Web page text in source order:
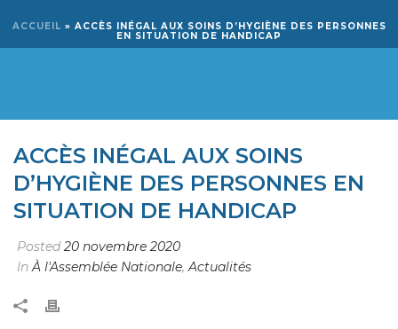
ACCUEIL » ACCÈS INÉGAL AUX SOINS D’HYGIÈNE DES PERSONNES
EN SITUATION DE HANDICAP
ACCÈS INÉGAL AUX SOINS
D’HYGIÈNE DES PERSONNES EN
SITUATION DE HANDICAP
Posted20 novembre 2020
InÀ l'Assemblée Nationale,Actualités